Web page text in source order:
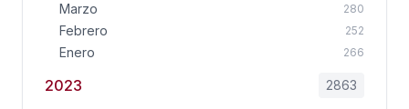
Marzo 280
Febrero 252
Enero 266
2023 2863